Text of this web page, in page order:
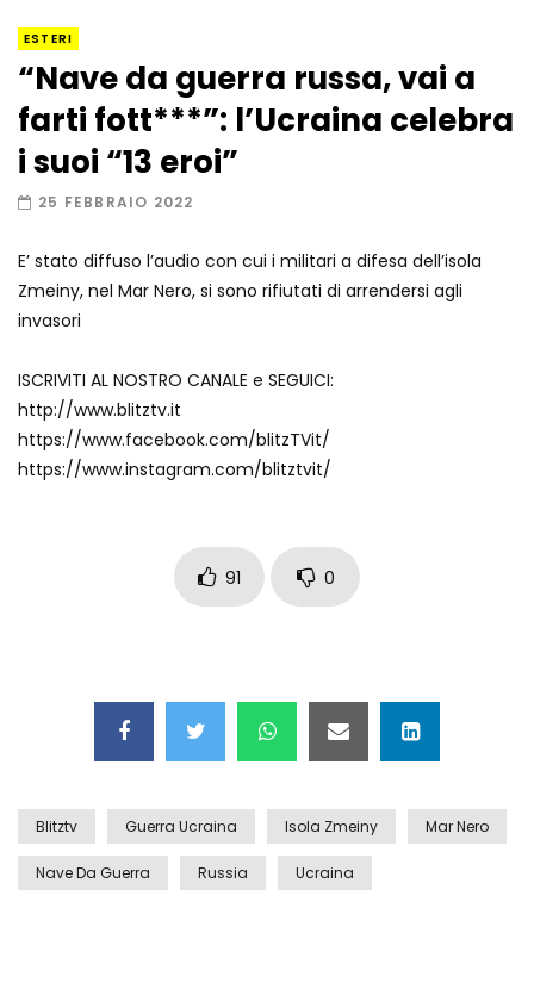
Amiocuggino fa saltare in aria il drone
Record di baci in 30 secondi
Due navi USA si scontrano in mare
Esplode cabina elettrica sotterranea
Grattacielo crolla per un incendio
ESTERI
“Nave da guerra russa, vai a
farti fott***”: l’Ucraina celebra
i suoi “13 eroi”
25 FEBBRAIO 2022
E’ stato diffuso l’audio con cui i militari a difesa dell’isola
Zmeiny, nel Mar Nero, si sono rifiutati di arrendersi agli
invasori
ISCRIVITI AL NOSTRO CANALE e SEGUICI:
http://www.blitztv.it
https://www.facebook.com/blitzTVit/
https://www.instagram.com/blitztvit/
91 0
Blitztv Guerra Ucraina Isola Zmeiny Mar Nero
Nave Da Guerra Russia Ucraina